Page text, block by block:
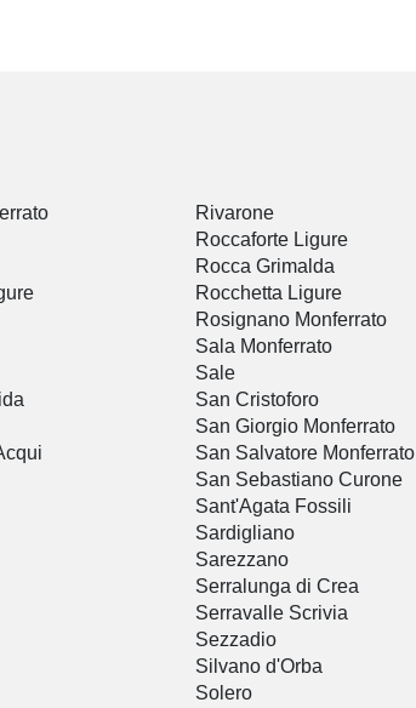
Rivarone
Roccaforte Ligure
Rocca Grimalda
Rocchetta Ligure
Rosignano Monferrato
Sala Monferrato
Sale
San Cristoforo
San Giorgio Monferrato
San Salvatore Monferrato
San Sebastiano Curone
Sant'Agata Fossili
Sardigliano
Sarezzano
Serralunga di Crea
Serravalle Scrivia
Sezzadio
Silvano d'Orba
Solero